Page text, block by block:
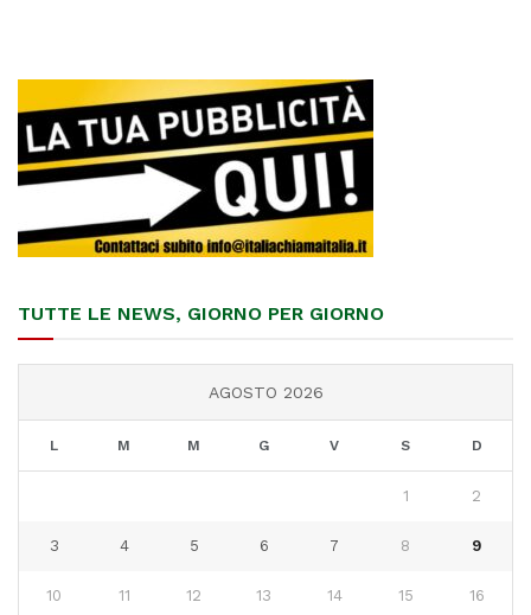
TUTTE LE NEWS, GIORNO PER GIORNO
AGOSTO 2026
L M M G V S D
1 2
3 4 5 6 7 8 9
10 11 12 13 14 15 16